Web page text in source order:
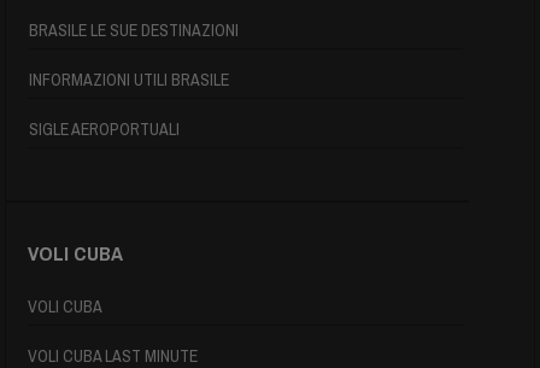
BRASILE LE SUE DESTINAZIONI
INFORMAZIONI UTILI BRASILE
SIGLE AEROPORTUALI
VOLI CUBA
VOLI CUBA
VOLI CUBA LAST MINUTE